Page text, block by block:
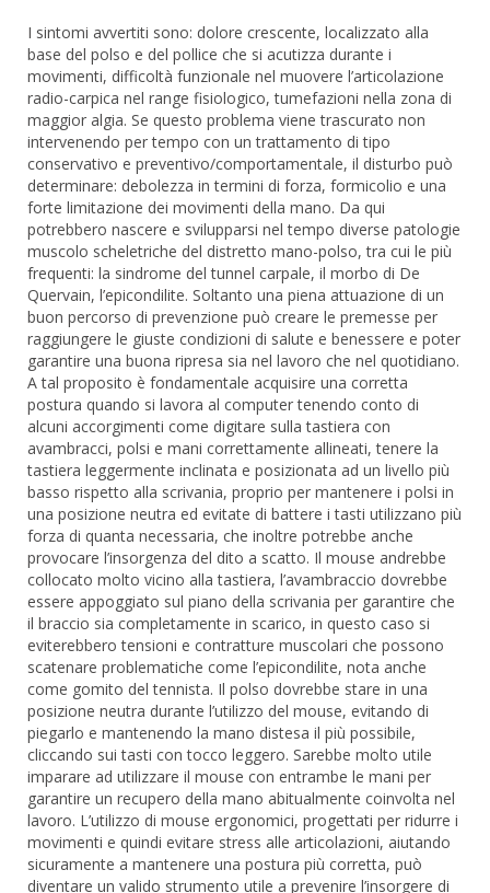
I sintomi avvertiti sono: dolore crescente, localizzato alla
base del polso e del pollice che si acutizza durante i
movimenti, difficoltà funzionale nel muovere l’articolazione
radio-carpica nel range fisiologico, tumefazioni nella zona di
maggior algia. Se questo problema viene trascurato non
intervenendo per tempo con un trattamento di tipo
conservativo e preventivo/comportamentale, il disturbo può
determinare: debolezza in termini di forza, formicolio e una
forte limitazione dei movimenti della mano. Da qui
potrebbero nascere e svilupparsi nel tempo diverse patologie
muscolo scheletriche del distretto mano-polso, tra cui le più
frequenti: la sindrome del tunnel carpale, il morbo di De
Quervain, l’epicondilite. Soltanto una piena attuazione di un
buon percorso di prevenzione può creare le premesse per
raggiungere le giuste condizioni di salute e benessere e poter
garantire una buona ripresa sia nel lavoro che nel quotidiano.
A tal proposito è fondamentale acquisire una corretta
postura quando si lavora al computer tenendo conto di
alcuni accorgimenti come digitare sulla tastiera con
avambracci, polsi e mani correttamente allineati, tenere la
tastiera leggermente inclinata e posizionata ad un livello più
basso rispetto alla scrivania, proprio per mantenere i polsi in
una posizione neutra ed evitate di battere i tasti utilizzano più
forza di quanta necessaria, che inoltre potrebbe anche
provocare l’insorgenza del dito a scatto. Il mouse andrebbe
collocato molto vicino alla tastiera, l’avambraccio dovrebbe
essere appoggiato sul piano della scrivania per garantire che
il braccio sia completamente in scarico, in questo caso si
eviterebbero tensioni e contratture muscolari che possono
scatenare problematiche come l’epicondilite, nota anche
come gomito del tennista. Il polso dovrebbe stare in una
posizione neutra durante l’utilizzo del mouse, evitando di
piegarlo e mantenendo la mano distesa il più possibile,
cliccando sui tasti con tocco leggero. Sarebbe molto utile
imparare ad utilizzare il mouse con entrambe le mani per
garantire un recupero della mano abitualmente coinvolta nel
lavoro. L’utilizzo di mouse ergonomici, progettati per ridurre i
movimenti e quindi evitare stress alle articolazioni, aiutando
sicuramente a mantenere una postura più corretta, può
diventare un valido strumento utile a prevenire l’insorgere di